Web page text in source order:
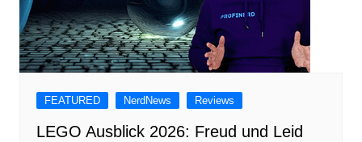
FEATURED NerdNews Reviews
LEGO Ausblick 2026: Freud und Leid